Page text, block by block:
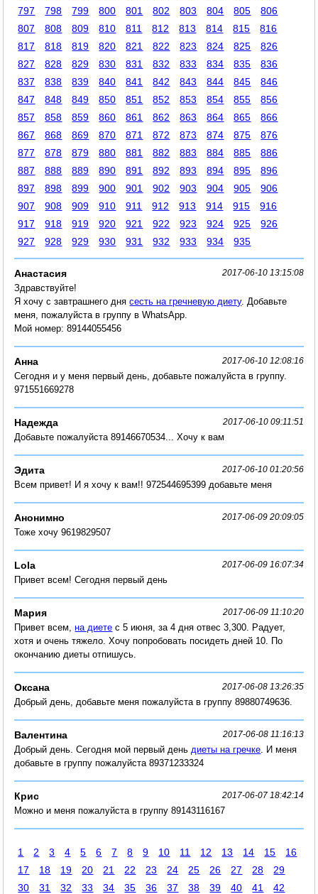
797
798 799 800 801 802 803 804 805
806
807
808 809 810 811 812 813 814 815
816
817
818 819 820 821 822 823 824 825
826
827
828 829 830 831 832 833 834 835
836
837
838 839 840 841 842 843 844 845
846
847
848 849 850 851 852 853 854 855
856
857
858 859 860 861 862 863 864 865
866
867
868 869 870 871 872 873 874 875
876
877
878 879 880 881 882 883 884 885
886
887
888 889 890 891 892 893 894 895
896
897
898 899 900 901 902 903 904 905
906
907
908 909 910 911 912 913 914 915
916
917
918 919 920 921 922 923 924 925
926
927
928 929 930 931 932 933 934 935
Анастасия 2017-06-10 13:15:08
Здравствуйте!
Я хочу с завтрашнего днясесть на гречневую диету. Добавьте
меня, пожалуйста в группу в WhatsApp.
Мой номер: 89144055456
Анна 2017-06-10 12:08:16
Сегодня и у меня первый день, добавьте пожалуйста в группу.
971551669278
Надежда 2017-06-10 09:11:51
Добавьте пожалуйста 89146670534... Хочу к вам
Эдита 2017-06-10 01:20:56
Всем привет! И я хочу к вам!! 972544695399 добавьте меня
Анонимно 2017-06-09 20:09:05
Тоже хочу 9619829507
Lola 2017-06-09 16:07:34
Привет всем! Сегодня первый день
Мария 2017-06-09 11:10:20
Привет всем,на диете с 5 июня, за 4 дня отвес 3,300. Радует,
хотя и очень тяжело. Хочу попробовать посидеть дней 10. По
окончанию диеты отпишусь.
Оксана 2017-06-08 13:26:35
Добрый день, добавьте меня пожалуйста в группу 89880749636.
Валентина 2017-06-08 11:16:13
Добрый день. Сегодня мой первый день диеты на гречке . И меня
добавьте в группу пожалуйста 89371233324
Крис 2017-06-07 18:42:14
Можно и меня пожалуйста в группу 89143116167
1 2 3 4 5 6 7 8 9 10 11 12 13 14 15
16
17
18 19 20 21 22 23 24 25 26 27 28
29
30
31 32 33 34 35 36 37 38 39 40 41
42